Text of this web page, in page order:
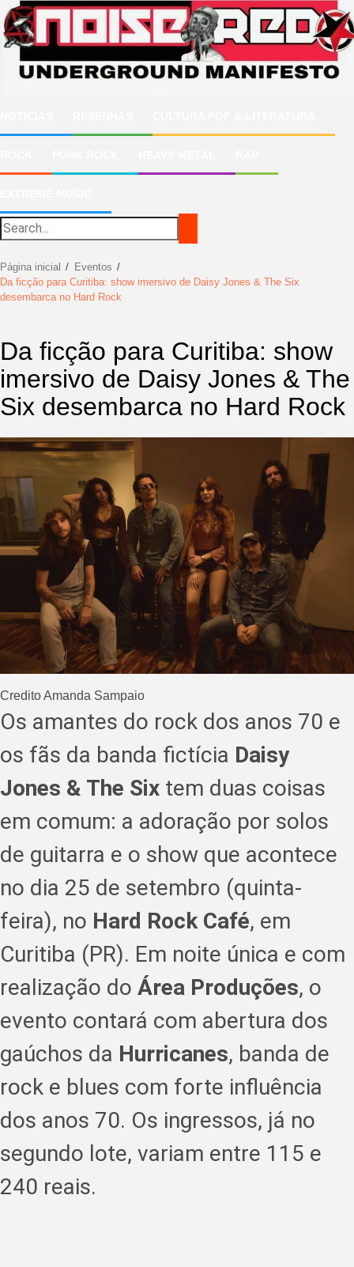
para
o
conteúdo
Página inicial
Eventos
Da ficção para Curitiba: show imersivo de Daisy Jones & The Six
desembarca no Hard Rock
Da ficção para Curitiba: show
imersivo de Daisy Jones & The
Six desembarca no Hard Rock
Credito Amanda Sampaio
Os amantes do rock dos anos 70 e
os fãs da banda fictícia Daisy
Jones & The Six tem duas coisas
em comum: a adoração por solos
de guitarra e o show que acontece
no dia 25 de setembro (quinta-
feira), no Hard Rock Café, em
Curitiba (PR). Em noite única e com
realização do Área Produções, o
evento contará com abertura dos
gaúchos da Hurricanes, banda de
rock e blues com forte influência
dos anos 70. Os ingressos, já no
segundo lote, variam entre 115 e
240 reais.